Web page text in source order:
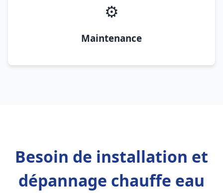
⚙️
Maintenance
Besoin de installation et
dépannage chauffe eau